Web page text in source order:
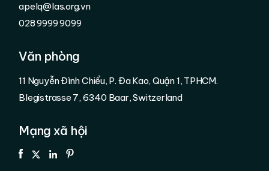
apelq@las.org.vn
028 9999 9099
Văn phòng
11 Nguyễn Đình Chiểu, P. Đa Kao, Quận 1, TPHCM.
Blegistrasse 7, 6340 Baar, Switzerland
Mạng xã hội